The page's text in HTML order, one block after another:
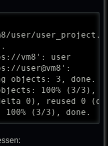
user/
vm8': user
user@vm8':
objects: 3, done.
100% (3/3),
0), reused 0
100% (3/3), done.